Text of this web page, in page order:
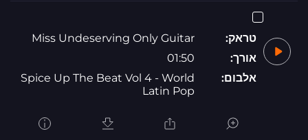
טראק:
Miss Undeserving Only Guitar
אורך:
01:50
אלבום:
Spice Up The Beat Vol 4 - World
Latin Pop